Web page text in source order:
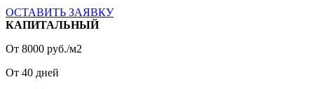
ОСТАВИТЬ ЗАЯВКУ
КАПИТАЛЬНЫЙ
От 8000 руб./м2
От 40 дней